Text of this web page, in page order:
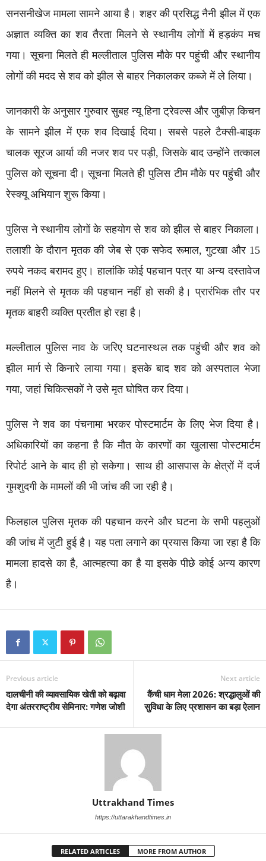
सनसनीखेज मामला सामने आया है। शहर की प्रसिद्ध नैनी झील में एक
अज्ञात व्यक्ति का शव तैरता मिलने से स्थानीय लोगों में हड़कंप मच
गया। सूचना मिलते ही मल्लीताल पुलिस मौके पर पहुंची और स्थानीय
लोगों की मदद से शव को झील से बाहर निकालकर कब्जे में ले लिया।
जानकारी के अनुसार गुरुवार सुबह न्यू हिना ट्रेवल्स और जुबीज़ किचन
के सामने झील में एक शव दिखाई दिया। सबसे पहले टैक्सी-बाइक
चालक सूरज आर्या की नजर शव पर पड़ी, जिसके बाद उन्होंने तत्काल
पुलिस को सूचना दी। सूचना मिलते ही पुलिस टीम मौके पर पहुंची और
रेस्क्यू अभियान शुरू किया।
पुलिस ने स्थानीय लोगों के सहयोग से शव को झील से बाहर निकाला।
तलाशी के दौरान मृतक की जेब से एक सफेद रूमाल, गुटखा और 15
रुपये नकद बरामद हुए। हालांकि कोई पहचान पत्र या अन्य दस्तावेज
नहीं मिलने से मृतक की पहचान नहीं हो सकी है। प्रारंभिक तौर पर
मृतक बाहरी व्यक्ति प्रतीत हो रहा है।
मल्लीताल पुलिस नाव के जरिए घटनास्थल तक पहुंची और शव को
झील मार्ग से किनारे लाया गया। इसके बाद शव को अस्पताल भेजा
गया, जहां चिकित्सकों ने उसे मृत घोषित कर दिया।
पुलिस ने शव का पंचनामा भरकर पोस्टमार्टम के लिए भेज दिया है।
अधिकारियों का कहना है कि मौत के कारणों का खुलासा पोस्टमार्टम
रिपोर्ट आने के बाद ही हो सकेगा। साथ ही आसपास के क्षेत्रों में दर्ज
गुमशुदगी के मामलों की भी जांच की जा रही है।
फिलहाल पुलिस मृतक की पहचान करने और घटना के सभी पहलुओं
की जांच में जुटी हुई है। यह पता लगाने का प्रयास किया जा रहा है कि
मामला हादसे का है, आत्महत्या का है या इसके पीछे कोई अन्य कारण
है।
Previous article
दालचीनी की व्यावसायिक खेती को बढ़ावा
देगा अंतरराष्ट्रीय सेमिनार: गणेश जोशी
Next article
कैंची धाम मेला 2026: श्रद्धालुओं की
सुविधा के लिए प्रशासन का बड़ा ऐलान
Uttrakhand Times
https://uttarakhandtimes.in
RELATED ARTICLES MORE FROM AUTHOR